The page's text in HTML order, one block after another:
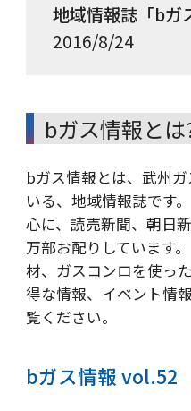
地域情報誌「bガ
2016/8/24
bガス情報とは
bガス情報とは、武州
いる、地域情報誌です
心に、読売新聞、朝日
万部お配りしています
材、ガスコンロを使っ
得な情報、イベント情
覧ください。
bガス情報